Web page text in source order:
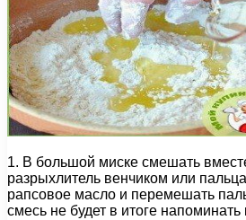
1. В большой миске смешать
разрыхлитель венчиком или
рапсовое масло и перемешать
смесь не будет в итоге